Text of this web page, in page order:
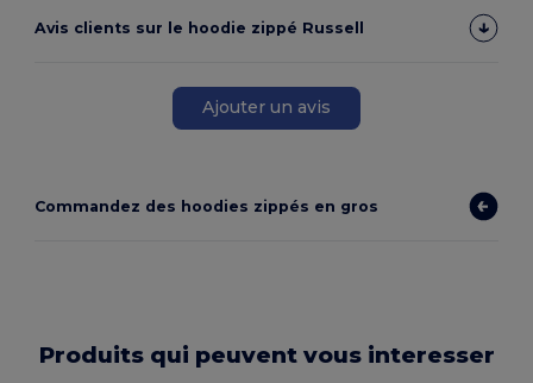
Avis clients sur le hoodie zippé Russell
Ajouter un avis
Commandez des hoodies zippés en gros
Produits qui peuvent vous interesser